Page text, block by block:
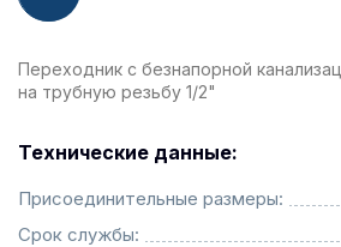
Переходник с безнапорной
на трубную резьбу 1/2"
Технические данные:
Присоединительные размеры:
Срок службы: